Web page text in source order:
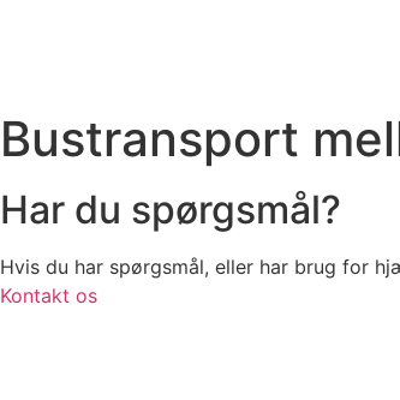
Bustransport
Har du spørgsmål?
Hvis du har spørgsmål, eller har brug for
Kontakt os